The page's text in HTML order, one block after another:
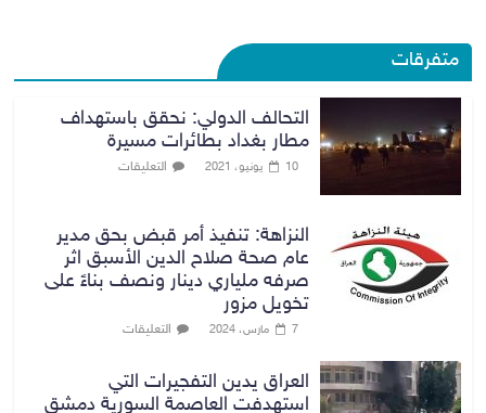
متفرقات
التحالف الدولي: نحقق باستهداف
مطار بغداد بطائرات مسيرة
10 يونيو، 2021 التعليقات
النزاهة: تنفيذ أمر قبض بحق مدير
عام صحة صلاح الدين الأسبق اثر
صرفه ملياري دينار ونصف بناءً على
تخويل مزور
7 مارس، 2024 التعليقات
العراق يدين التفجيرات التي
استهدفت العاصمة السورية دمشق